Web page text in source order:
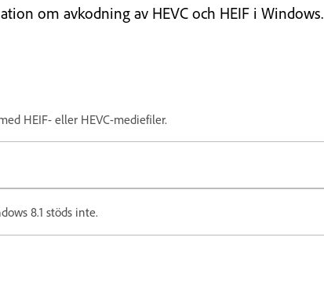
om avkodning av HEVC och HEIF i Windows.
HEIF- eller HEVC-mediefiler.
8.1 stöds inte.